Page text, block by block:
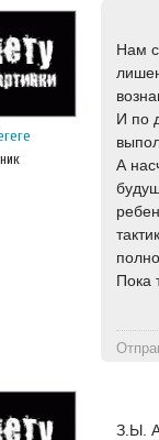
Нам
И по
А
Пока
З.Ы.